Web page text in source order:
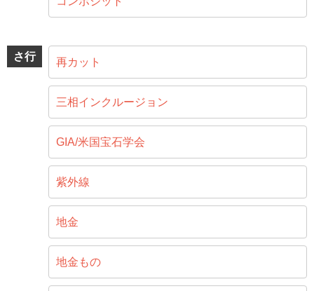
さ行 再カット
三相インクルージョン
GIA/米国宝石学会
紫外線
地金
地金もの